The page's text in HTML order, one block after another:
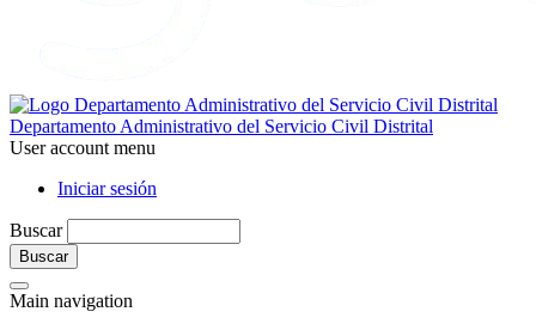
Departamento Administrativo del Servicio Civil Distrital
User account menu
Iniciar sesión
Buscar
Main navigation